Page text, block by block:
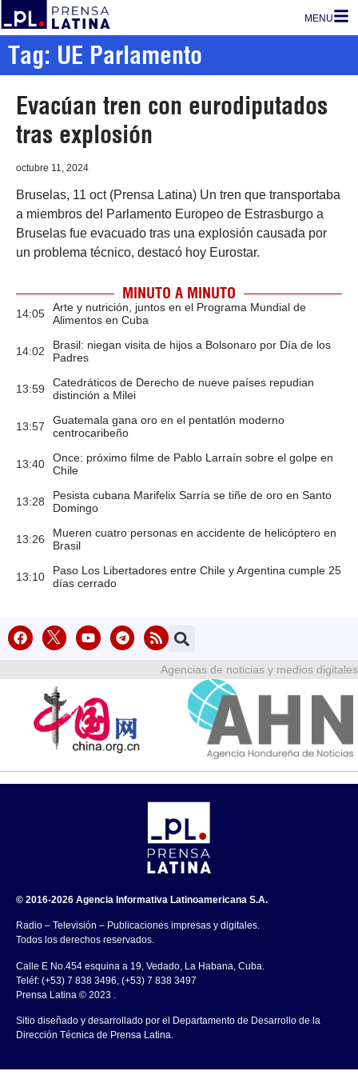
MENU
Tag: UE Parlamento
Evacúan tren con eurodiputados
tras explosión
octubre 11, 2024
Bruselas, 11 oct (Prensa Latina) Un tren que transportaba
a miembros del Parlamento Europeo de Estrasburgo a
Bruselas fue evacuado tras una explosión causada por
un problema técnico, destacó hoy Eurostar.
MINUTO A MINUTO
14:05
Arte y nutrición, juntos en el Programa Mundial de
Alimentos en Cuba
14:02
Brasil: niegan visita de hijos a Bolsonaro por Día de los
Padres
13:59
Catedráticos de Derecho de nueve países repudian
distinción a Milei
13:57
Guatemala gana oro en el pentatlón moderno
centrocaribeño
13:40
Once: próximo filme de Pablo Larraín sobre el golpe en
Chile
13:28
Pesista cubana Marifelix Sarría se tiñe de oro en Santo
Domingo
13:26
Mueren cuatro personas en accidente de helicóptero en
Brasil
13:10
Paso Los Libertadores entre Chile y Argentina cumple 25
días cerrado
Agencias de noticias y medios digitales
© 2016-2026 Agencia Informativa Latinoamericana S.A.
Radio – Televisión – Publicaciones impresas y digitales.
Todos los derechos reservados.
Calle E No.454 esquina a 19, Vedado, La Habana, Cuba.
Teléf: (+53) 7 838 3496, (+53) 7 838 3497
Prensa Latina © 2023 .
Sitio diseñado y desarrollado por el Departamento de Desarrollo de la
Dirección Técnica de Prensa Latina.